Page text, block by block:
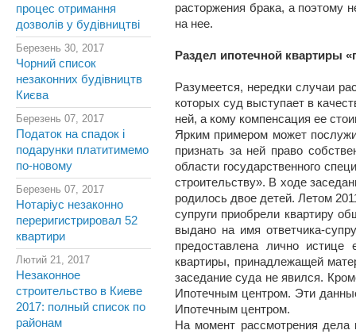
процес отримання
дозволів у будівництві
Березень 30, 2017
Чорний список
незаконних будівництв
Києва
Березень 07, 2017
Податок на спадок і
подарунки платитимемо
по-новому
Березень 07, 2017
Нотаріус незаконно
переригистрировал 52
квартири
Лютий 21, 2017
Незаконное
строительство в Киеве
2017: полный список по
районам
расторжения брака, а поэтому
на нее.
Раздел ипотечной квартиры
Разумеется, нередки случаи
которых суд выступает в
ней, а кому компенсация ее
Ярким примером может
признать за ней право
области государственного
строительству». В ходе
родилось двое детей. Летом
супруги приобрели квартиру
выдано на имя ответчика-
предоставлена лично
квартиры, принадлежащей
заседание суда не явился.
Ипотечным центром. Эти
Ипотечным центром.
На момент рассмотрения дела